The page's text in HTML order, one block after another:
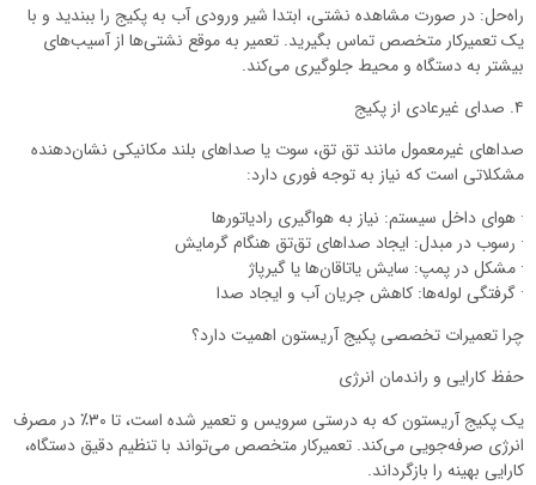
راه‌حل: در صورت مشاهده نشتی، ابتدا شیر ورودی آب به پکیج را ببندید و با
یک تعمیرکار متخصص تماس بگیرید. تعمیر به موقع نشتی‌ها از آسیب‌های
بیشتر به دستگاه و محیط جلوگیری می‌کند.
۴. صدای غیرعادی از پکیج
صداهای غیرمعمول مانند تق تق، سوت یا صداهای بلند مکانیکی نشان‌دهنده
مشکلاتی است که نیاز به توجه فوری دارد:
· هوای داخل سیستم: نیاز به هواگیری رادیاتورها
· رسوب در مبدل: ایجاد صداهای تق‌تق هنگام گرمایش
· مشکل در پمپ: سایش یاتاقان‌ها یا گیرپاژ
· گرفتگی لوله‌ها: کاهش جریان آب و ایجاد صدا
چرا تعمیرات تخصصی پکیج آریستون اهمیت دارد؟
حفظ کارایی و راندمان انرژی
یک پکیج آریستون که به درستی سرویس و تعمیر شده است، تا ۳۰٪ در مصرف
انرژی صرفه‌جویی می‌کند. تعمیرکار متخصص می‌تواند با تنظیم دقیق دستگاه،
کارایی بهینه را بازگرداند.